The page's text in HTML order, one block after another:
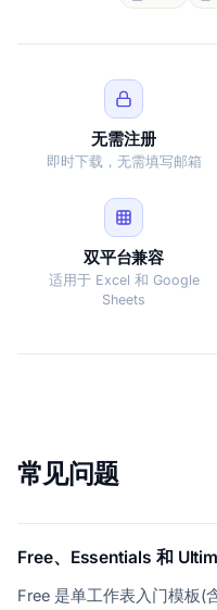
无需注册
即时下载，无需填写邮箱
双平台兼容
适用于 Excel 和 Google
Sheets
常见问题
Free、Essentials 和
Free 是单工作表入门模板(